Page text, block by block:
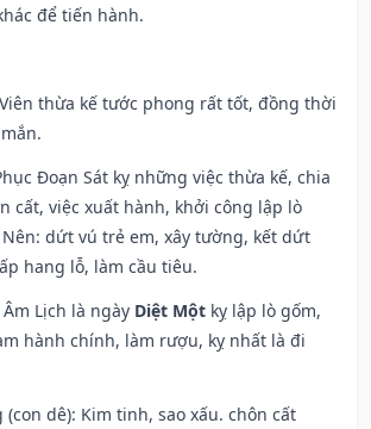
để tiến hành.
thừa kế tước phong rất tốt, đồng thời
Đoạn Sát kỵ những việc thừa kế, chia
cất, việc xuất hành, khởi công lập lò
dứt vú trẻ em, xây tường, kết dứt
hang lỗ, làm cầu tiêu.
Lịch là ngày Diệt Một kỵ lập lò gốm,
hành chính, làm rượu, kỵ nhất là đi
(con dê): Kim tinh, sao xấu. chôn cất